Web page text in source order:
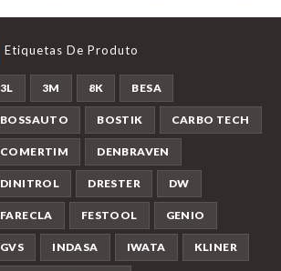
Etiquetas De Produto
3L 3M 8K BESA
BOSSAUTO BOSTIK CARBO TECH
COMERTIM DENBRAVEN
DINITROL DRESTER DW
FARECLA FESTOOL GENIO
GVS INDASA IWATA KLINER